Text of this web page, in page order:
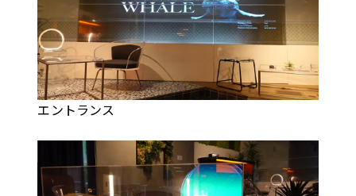
エントランス